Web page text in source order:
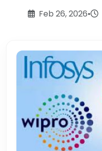
Feb 26, 2026•